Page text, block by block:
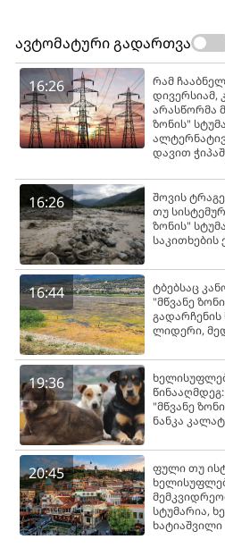
ავტომატური გადართვა
16:26
რამ
დივერსიამ,
არასწორმა
ზონის"
დავით
16:26
შოვის
თუ
ზონის"
საკითხების
16:44
ტბებსაც
"მწვანე
გადარჩენის
ლიდერი,
19:36
"მწვანე
ნანკა
20:45
ფული თუ
სტუმარია,
ხატიაშვილი